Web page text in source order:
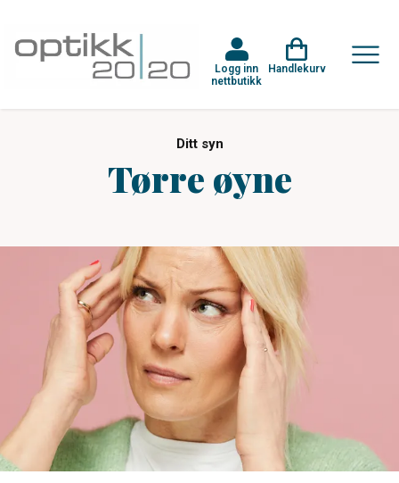
Logg inn
nettbutikk
Handlekurv
Ditt syn
Tørre øyne